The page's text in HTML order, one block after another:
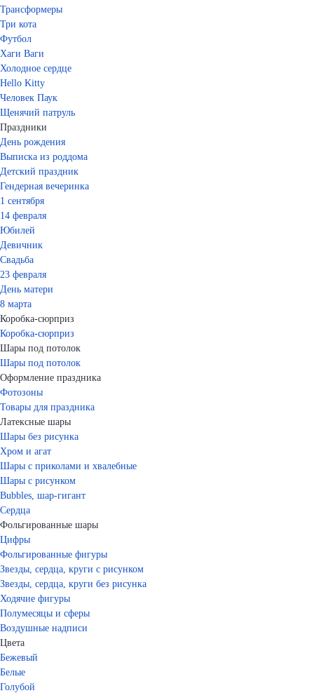
Трансформеры
Три кота
Футбол
Хаги Ваги
Холодное сердце
Hello Kitty
Человек Паук
Щенячий патруль
Праздники
День рождения
Выписка из роддома
Детский праздник
Гендерная вечеринка
1 сентября
14 февраля
Юбилей
Девичник
Свадьба
23 февраля
День матери
8 марта
Коробка-сюрприз
Коробка-сюрприз
Шары под потолок
Шары под потолок
Оформление праздника
Фотозоны
Товары для праздника
Латексные шары
Шары без рисунка
Хром и агат
Шары с приколами и хвалебные
Шары с рисунком
Bubbles, шар-гигант
Сердца
Фольгированные шары
Цифры
Фольгированные фигуры
Звезды, сердца, круги с рисунком
Звезды, сердца, круги без рисунка
Ходячие фигуры
Полумесяцы и сферы
Воздушные надписи
Цвета
Бежевый
Белые
Голубой